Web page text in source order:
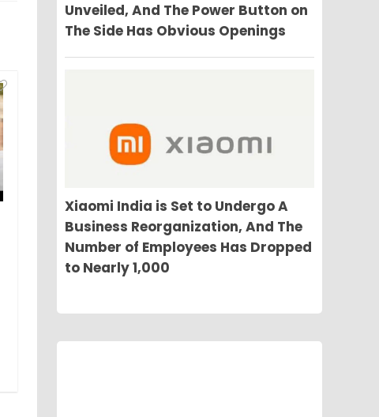
Unveiled, And The Power Button on
The Side Has Obvious Openings
Xiaomi India is Set to Undergo A
Business Reorganization, And The
Number of Employees Has Dropped
to Nearly 1,000